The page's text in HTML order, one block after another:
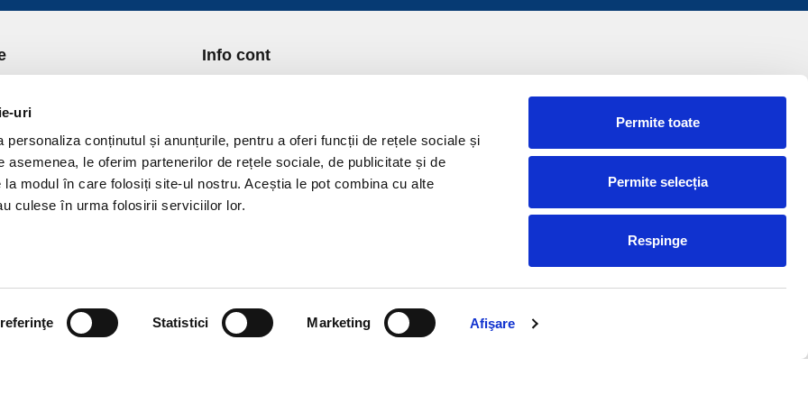
uri
personaliza conținutul și anunțurile, pentru a oferi funcții de rețele sociale și
asemenea, le oferim partenerilor de rețele sociale, de publicitate și de
modul în care folosiți site-ul nostru. Aceștia le pot combina cu alte
culese în urma folosirii serviciilor lor.
Statistici Marketing Afişare
Permite toate
Permite selecția
Respinge
si Plata
de Returnare
de confidentialitate
Cookies
si conditii
Info cont
Lista Favorite
GDPR - Protectia datelor
Contact